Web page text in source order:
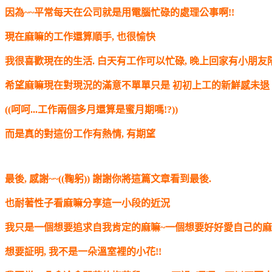
因為~~平常每天在公司就是用電腦忙碌的處理公事啊!!
現在麻嘛的工作還算順手, 也很愉快
我很喜歡現在的生活. 白天有工作可以忙碌, 晚上回家有小朋友
希望麻嘛現在對現況的滿意不單單只是 初初上工的新鮮感未退
((呵呵...工作兩個多月還算是蜜月期嗎!?))
而是真的對這份工作有熱情, 有期望
最後, 感謝~~((鞠躬)) 謝謝你將這篇文章看到最後.
也耐著性子看麻嘛分享這一小段的近況
我只是一個想要追求自我肯定的麻嘛~一個想要好好愛自己的
想要証明, 我不是一朵溫室裡的小花!!